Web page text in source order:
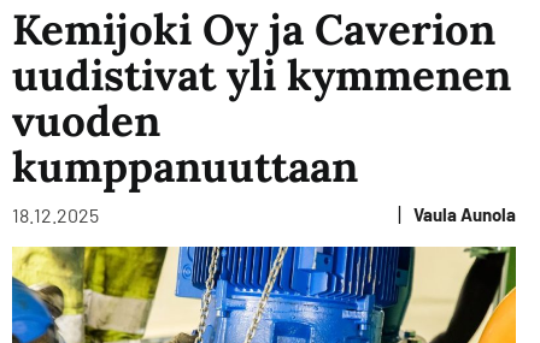
Kemijoki Oy ja Caverion
uudistivat yli kymmenen
vuoden
kumppanuuttaan
18.12.2025 | Vaula Aunola